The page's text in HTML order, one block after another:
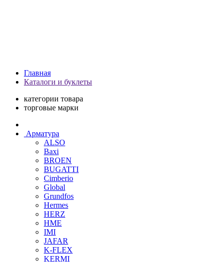
Главная
Каталоги и буклеты
категории товара
торговые марки
Арматура
ALSO
Baxi
BROEN
BUGATTI
Cimberio
Global
Grundfos
Hermes
HERZ
HME
IMI
JAFAR
K-FLEX
KERMI